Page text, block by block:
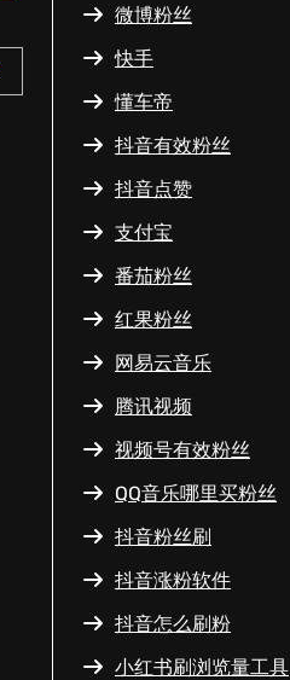
微博粉丝
快手
懂车帝
抖音有效粉丝
抖音点赞
支付宝
番茄粉丝
红果粉丝
网易云音乐
腾讯视频
视频号有效粉丝
QQ音乐哪里买粉丝
抖音粉丝刷
抖音涨粉软件
抖音怎么刷粉
小红书刷浏览量工具